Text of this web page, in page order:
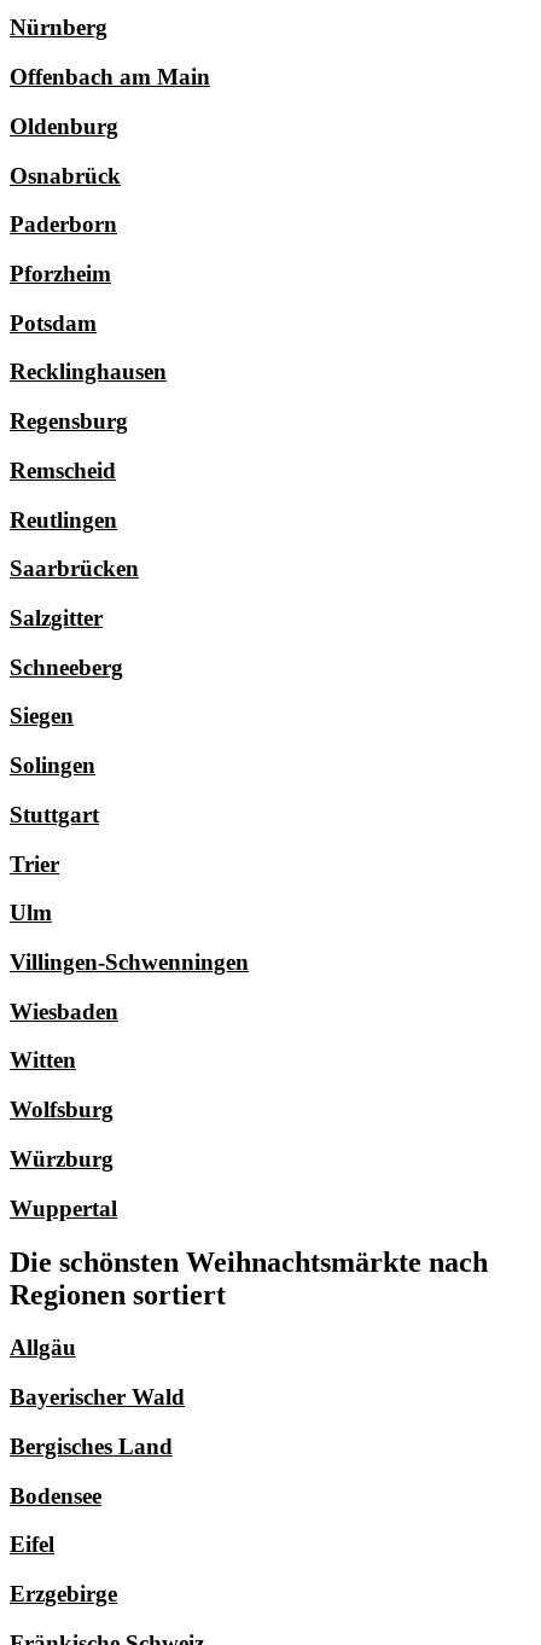
Nürnberg
Offenbach am Main
Oldenburg
Osnabrück
Paderborn
Pforzheim
Potsdam
Recklinghausen
Regensburg
Remscheid
Reutlingen
Saarbrücken
Salzgitter
Schneeberg
Siegen
Solingen
Stuttgart
Trier
Ulm
Villingen-Schwenningen
Wiesbaden
Witten
Wolfsburg
Würzburg
Wuppertal
Die schönsten Weihnachtsmärkte nach
Regionen sortiert
Allgäu
Bayerischer Wald
Bergisches Land
Bodensee
Eifel
Erzgebirge